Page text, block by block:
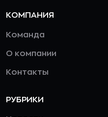
КОМПАНИЯ
Команда
О компании
Контакты
РУБРИКИ